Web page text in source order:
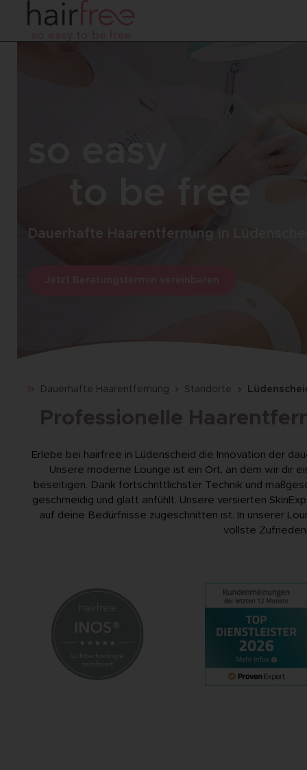
so easy
to be free
Dauerhafte Haarentfernung in
Dauerhafte Haarentfernung Standorte
Professionelle
Erlebe bei hairfree in Lüdenscheid die Innovation der
Unsere moderne Lounge ist ein Ort, an dem wir dir
beseitigen. Dank fortschrittlichster Technik und
geschmeidig und glatt anfühlt. Unsere versierten
auf deine Bedürfnisse zugeschnitten ist. In unserer
vollste